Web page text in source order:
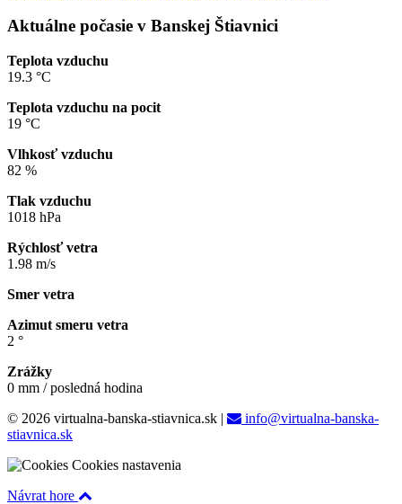
Aktuálne počasie v Banskej Štiavnici
Teplota vzduchu
19.3 °C
Teplota vzduchu na pocit
19 °C
Vlhkosť vzduchu
82 %
Tlak vzduchu
1018 hPa
Rýchlosť vetra
1.98 m/s
Smer vetra
Azimut smeru vetra
2 °
Zrážky
0 mm / posledná hodina
© 2026 virtualna-banska-stiavnica.sk |
info@virtualna-banska-
stiavnica.sk
Cookies nastavenia
Návrat hore